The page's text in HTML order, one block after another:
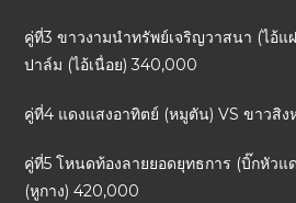
คู่ที่3 ขาวงามนำทรัพย์เจริญวาสนา (ไอ้แ
ปาล์ม (ไอ้เนื่อย) 340,000
คู่ที่4 แดงแสงอาทิตย์ (หมูตัน) VS ขาวสิ
คู่ที่5 โหนดท้องลายยอดยุทธการ (บิ๊กหัวแ
(หูกาง) 420,000